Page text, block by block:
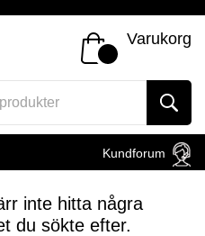
Varukorg
Kundforum
inte hitta några
du sökte efter.